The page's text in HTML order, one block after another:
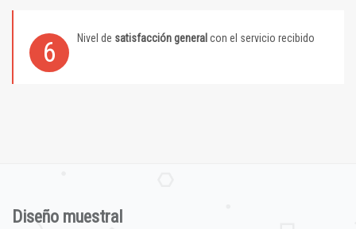
6 Nivel de satisfacción general con el servicio recibido
Diseño muestral